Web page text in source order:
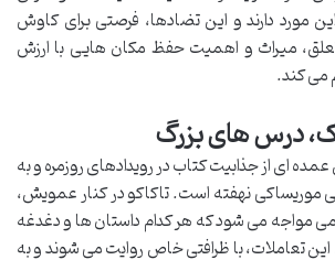
مورد دارند و این تضادها، فرصتی برای کاوش
میراث و اهمیت حفظ مکان هایی با ارزش
می کند.
درس های بزرگ
ای از جذابیت کتاب در رویدادهای روزمره و به
نهفته است. تاکاکو در کنار عمویش،
مواجه می شود که هر کدام داستان ها و دغدغه
تعاملات، با ظرافتی خاص روایت می شوند و به